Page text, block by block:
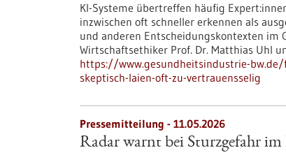
KI-Systeme übertreffen häufig
inzwischen oft schneller erkennen als
und anderen Entscheidungskontexten im
Wirtschaftsethiker Prof. Dr. Matthias Uhl
https://www.gesundheitsindustrie-
skeptisch-laien-oft-zu-vertrauensselig
Pressemitteilung - 11.05.2026
Radar warnt bei Sturzgefahr